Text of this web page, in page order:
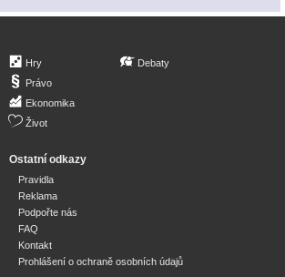
Hry
Právo
Ekonomika
Život
Debaty
Ostatní odkazy
Pravidla
Reklama
Podpořte nás
FAQ
Kontakt
Prohlášení o ochraně osobních údajů